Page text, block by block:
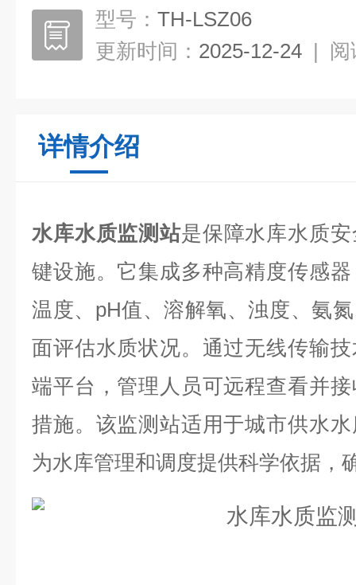
型号： TH-LSZ06
更新时间： 2025-12-24 | 阅
详情介绍
水库水质监测站是保障水库水质
键设施。它集成多种高精度传感
温度、pH值、溶解氧、浊度、氨
面评估水质状况。通过无线传输
端平台，管理人员可远程查看并
措施。该监测站适用于城市供水
为水库管理和调度提供科学依据，